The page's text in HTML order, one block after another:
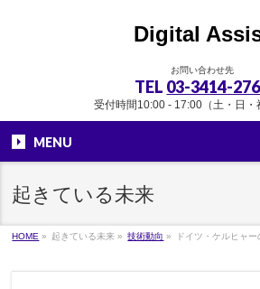
Digital
お問い合わせ先
TEL 03-3414-
受付時間10:00 - 17:00（土・日・
MENU
起きている未来
HOME » 起きている未来 » 技術動向 » ドイツ・ケルヒャ